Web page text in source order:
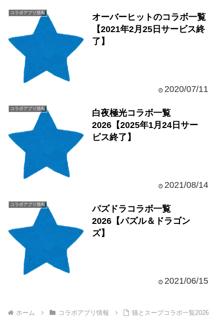
コラボアプリ情報
オーバーヒットのコラボ一覧
【2021年2月25日サービス終
了】
2020/07/11
コラボアプリ情報
白夜極光コラボ一覧
2026【2025年1月24日サー
ビス終了】
2021/08/14
コラボアプリ情報
パズドラコラボ一覧
2026【パズル＆ドラゴン
ズ】
2021/06/15
ホーム コラボアプリ情報 猫とスープコラボ一覧2026